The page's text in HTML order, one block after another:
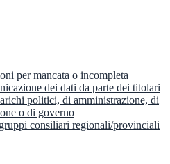
per mancata o incompleta
dei dati da parte dei titolari
politici, di amministrazione, di
o di governo
consiliari regionali/provinciali